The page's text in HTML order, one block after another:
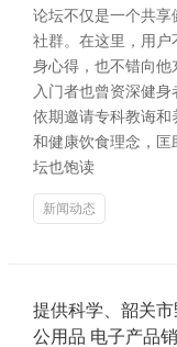
论坛不仅是一个共
社群。在这里，用
身心得，也不错向
入门者也曾资深健
依期邀请专科教诲
和健康饮食理念，
坛也饱读
新闻动态
提供科学、韶关
公用品 电子产品